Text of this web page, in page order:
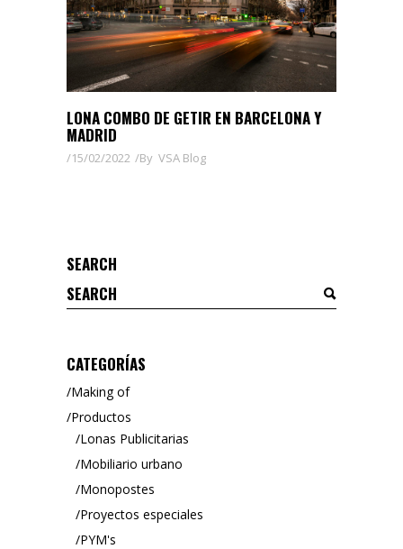
LONA COMBO DE GETIR EN BARCELONA Y
MADRID
15/02/2022 By VSA Blog
SEARCH
Search
for:
CATEGORÍAS
Making of
Productos
Lonas Publicitarias
Mobiliario urbano
Monopostes
Proyectos especiales
PYM's